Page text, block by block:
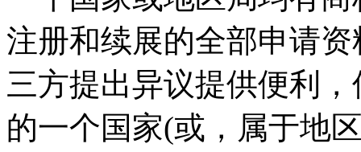
注册和续展的全部申请
三方提出异议提供便利
的一个国家(或，属于地